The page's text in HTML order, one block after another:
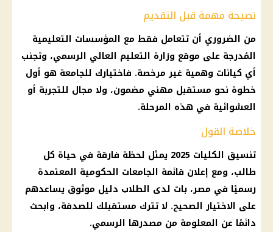
نصيحة مهمة قبل التقديم
من الضروري أن تتعامل فقط مع المؤسسات التعليمية
المُدرجة على موقع وزارة التعليم العالي الرسمي، وتجنب
أي كيانات وهمية غير مرخصة. فاختيارك للجامعة هو أول
خطوة نحو مستقبل مهني مضمون، ولا مجال للتجربة أو
العشوائية في هذه المرحلة.
خلاصة القول
تنسيق الكليات 2025 يمثل لحظة فارقة في حياة كل
طالب، ومع إعلان قائمة الجامعات الحكومية المعتمدة
رسميًا في مصر، بات لدى الطلاب دليل موثوق يساعدهم
على الاختيار الصحيح. لا تترك مستقبلك للصدفة، وابحث
دائمًا عن المعلومة من مصدرها الرسمي.